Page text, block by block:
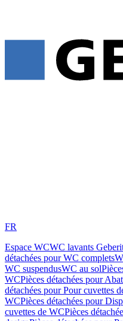
FR
Espace WCWC lavants
détachées pour WC complets
WC suspendusWC au sol
WCPièces détachées pour
détachées pour Pour cuvettes
WCPièces détachées pour
cuvettes de WCPièces